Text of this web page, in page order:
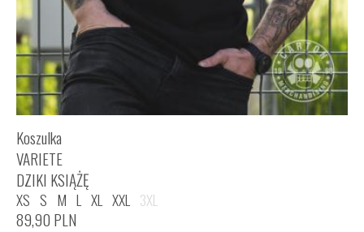
Koszulka
VARIETE
DZIKI KSIĄŻĘ
XS S M L XL XXL 3XL
89,90 PLN